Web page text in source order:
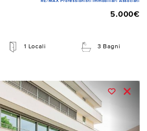
5.000€
1 Locali 3 Bagni